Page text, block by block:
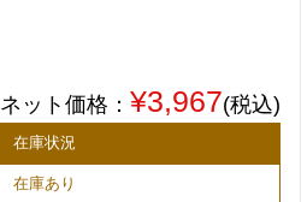
ネット価格： ¥3,967(税込)
在庫状況
在庫あり